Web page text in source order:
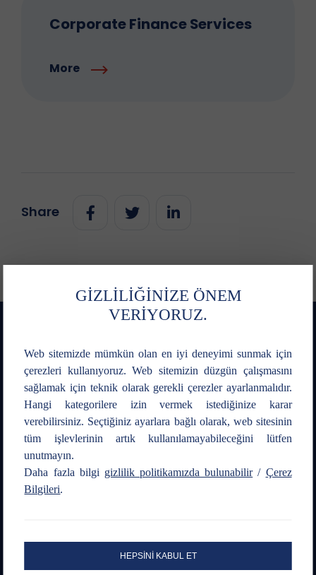
Corporate Finance Services
More
Share
Contact us
+90 216 547 13 00 +90 216 444 1 263
GİZLİLİĞİNİZE ÖNEM
VERİYORUZ.
Web sitemizde mümkün olan en iyi deneyimi sunmak için
çerezleri kullanıyoruz. Web sitemizin düzgün çalışmasını
sağlamak için teknik olarak gerekli çerezler ayarlanmalıdır.
Hangi kategorilere izin vermek istediğinize karar
verebilirsiniz. Seçtiğiniz ayarlara bağlı olarak, web sitesinin
tüm işlevlerinin artık kullanılamayabileceğini lütfen
unutmayın.
Daha fazla bilgi gizlilik politikamızda bulunabilir/ Çerez
Bilgileri.
HEPSİNİ KABUL ET